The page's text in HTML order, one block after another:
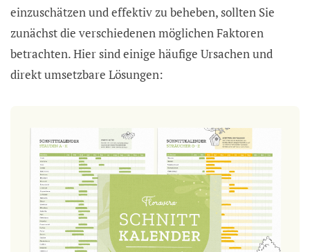
einzuschätzen und effektiv zu beheben, sollten Sie
zunächst die verschiedenen möglichen Faktoren
betrachten. Hier sind einige häufige Ursachen und
direkt umsetzbare Lösungen: